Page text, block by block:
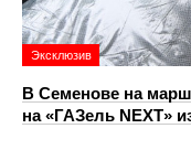
Эксклюзив
В Семенове на
на «ГАЗель NEXT»